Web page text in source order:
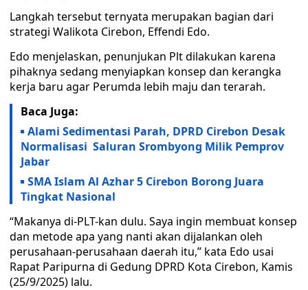
Langkah tersebut ternyata merupakan bagian dari
strategi Walikota Cirebon, Effendi Edo.
Edo menjelaskan, penunjukan Plt dilakukan karena
pihaknya sedang menyiapkan konsep dan kerangka
kerja baru agar Perumda lebih maju dan terarah.
Baca Juga:
Alami Sedimentasi Parah, DPRD Cirebon Desak
Normalisasi Saluran Srombyong Milik Pemprov
Jabar
SMA Islam Al Azhar 5 Cirebon Borong Juara
Tingkat Nasional
“Makanya di-PLT-kan dulu. Saya ingin membuat konsep
dan metode apa yang nanti akan dijalankan oleh
perusahaan-perusahaan daerah itu,” kata Edo usai
Rapat Paripurna di Gedung DPRD Kota Cirebon, Kamis
(25/9/2025) lalu.